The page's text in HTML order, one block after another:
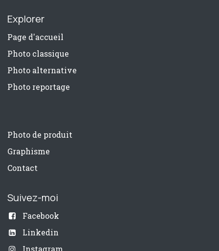
Explorer
Page d'accueil
Photo classique
Photo alternative
Photo reportage
Photo de produit
Graphisme
Contact
Suivez-moi
Facebook
Linkedin
Instagram